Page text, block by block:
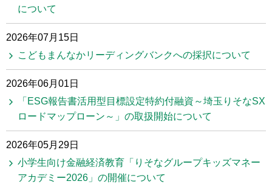
について
2026年07月15日
こどもまんなかリーディングバンクへの採択について
2026年06月01日
「ESG報告書活用型目標設定特約付融資～埼玉りそなSX
ロードマップローン～」の取扱開始について
2026年05月29日
小学生向け金融経済教育「りそなグループキッズマネー
アカデミー2026」の開催について